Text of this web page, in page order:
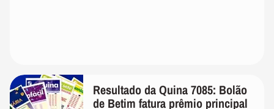
Resultado da Quina 7085: Bolão
de Betim fatura prêmio principal